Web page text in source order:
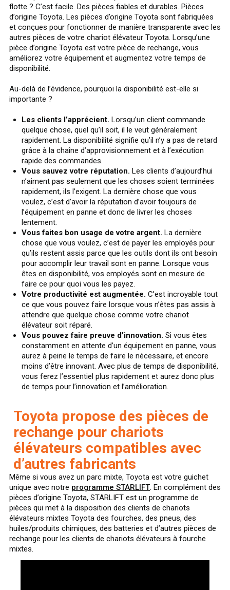
flotte ? C’est facile. Des pièces fiables et durables. Pièces
d’origine Toyota. Les pièces d’origine Toyota sont fabriquées
et conçues pour fonctionner de manière transparente avec les
autres pièces de votre chariot élévateur Toyota. Lorsqu’une
pièce d’origine Toyota est votre pièce de rechange, vous
améliorez votre équipement et augmentez votre temps de
disponibilité.
Au-delà de l’évidence, pourquoi la disponibilité est-elle si
importante ?
Les clients l’apprécient. Lorsqu’un client commande
quelque chose, quel qu’il soit, il le veut généralement
rapidement. La disponibilité signifie qu’il n’y a pas de retard
grâce à la chaîne d’approvisionnement et à l’exécution
rapide des commandes.
Vous sauvez votre réputation. Les clients d’aujourd’hui
n’aiment pas seulement que les choses soient terminées
rapidement, ils l’exigent. La dernière chose que vous
voulez, c’est d’avoir la réputation d’avoir toujours de
l’équipement en panne et donc de livrer les choses
lentement.
Vous faites bon usage de votre argent. La dernière
chose que vous voulez, c’est de payer les employés pour
qu’ils restent assis parce que les outils dont ils ont besoin
pour accomplir leur travail sont en panne. Lorsque vous
êtes en disponibilité, vos employés sont en mesure de
faire ce pour quoi vous les payez.
Votre productivité est augmentée. C’est incroyable tout
ce que vous pouvez faire lorsque vous n’êtes pas assis à
attendre que quelque chose comme votre chariot
élévateur soit réparé.
Vous pouvez faire preuve d’innovation. Si vous êtes
constamment en attente d’un équipement en panne, vous
aurez à peine le temps de faire le nécessaire, et encore
moins d’être innovant. Avec plus de temps de disponibilité,
vous ferez l’essentiel plus rapidement et aurez donc plus
de temps pour l’innovation et l’amélioration.
Toyota propose des pièces de
rechange pour chariots
élévateurs compatibles avec
d’autres fabricants
Même si vous avez un parc mixte, Toyota est votre guichet
unique avec notre programme STARLIFT. En complément des
pièces d’origine Toyota, STARLIFT est un programme de
pièces qui met à la disposition des clients de chariots
élévateurs mixtes Toyota des fourches, des pneus, des
huiles/produits chimiques, des batteries et d’autres pièces de
rechange pour les clients de chariots élévateurs à fourche
mixtes.